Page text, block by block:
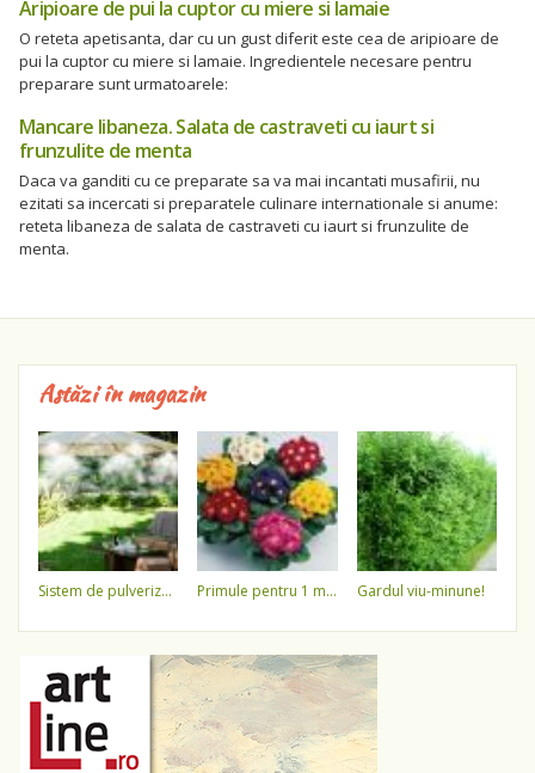
Aripioare de pui la cuptor cu miere si lamaie
O reteta apetisanta, dar cu un gust diferit este cea de aripioare de
pui la cuptor cu miere si lamaie. Ingredientele necesare pentru
preparare sunt urmatoarele:
Mancare libaneza. Salata de castraveti cu iaurt si
frunzulite de menta
Daca va ganditi cu ce preparate sa va mai incantati musafirii, nu
ezitati sa incercati si preparatele culinare internationale si anume:
reteta libaneza de salata de castraveti cu iaurt si frunzulite de
menta.
Astăzi în magazin
sistem de pulverizare a apei primule pentru 1 martie 3,5 lei / ghiveci !!!! gardul viu-minune!